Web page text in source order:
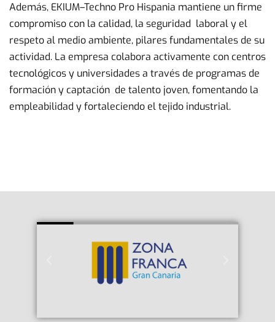
Además, EKIUM–Techno Pro Hispania mantiene un firme
compromiso con la calidad, la seguridad laboral y el
respeto al medio ambiente, pilares fundamentales de su
actividad. La empresa colabora activamente con centros
tecnológicos y universidades a través de programas de
formación y captación de talento joven, fomentando la
empleabilidad y fortaleciendo el tejido industrial.